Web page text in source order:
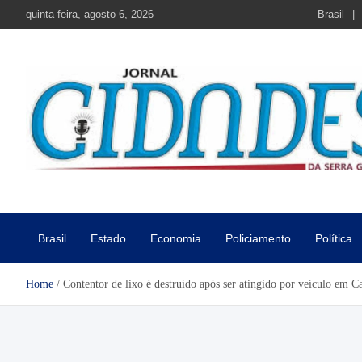
quinta-feira, agosto 6, 2026 Brasil
Brasil Estado Economia Policiamento Política
Home Contentor de lixo é destruído após ser atingido por veículo em